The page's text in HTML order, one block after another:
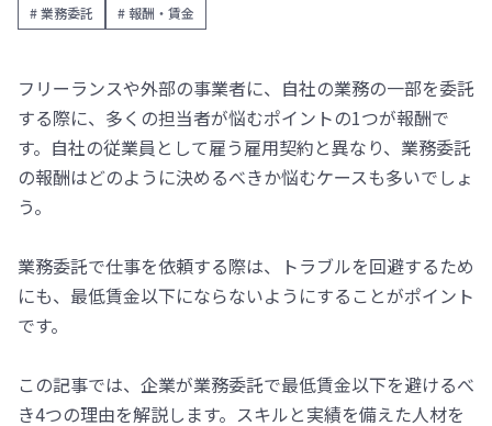
# 業務委託 # 報酬・賃金
フリーランスや外部の事業者に、自社の業務の一部を委託
する際に、多くの担当者が悩むポイントの1つが報酬で
す。自社の従業員として雇う雇用契約と異なり、業務委託
の報酬はどのように決めるべきか悩むケースも多いでしょ
う。
業務委託で仕事を依頼する際は、トラブルを回避するため
にも、最低賃金以下にならないようにすることがポイント
です。
この記事では、企業が業務委託で最低賃金以下を避けるべ
き4つの理由を解説します。スキルと実績を備えた人材を